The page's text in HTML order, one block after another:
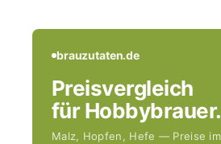
brauzutaten.de
Preisvergleich
für Hobbybrauer.
Malz, Hopfen, Hefe — Preise